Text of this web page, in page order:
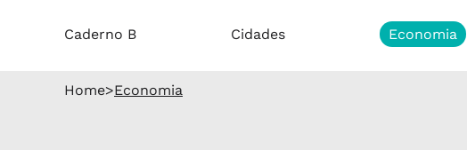
Caderno B Cidades Economia
Home>Economia